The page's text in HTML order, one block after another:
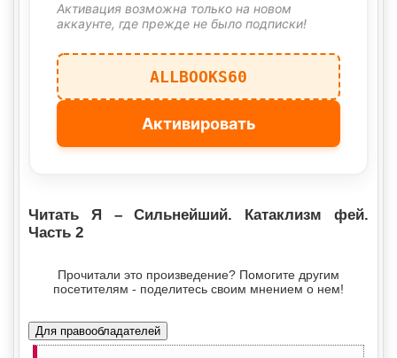
Активация возможна только на новом
аккаунте, где прежде не было подписки!
ALLBOOKS60
Активировать
Читать Я – Сильнейший. Катаклизм фей.
Часть 2
Прочитали это произведение? Помогите другим
посетителям - поделитесь своим мнением о нем!
Для правообладателей